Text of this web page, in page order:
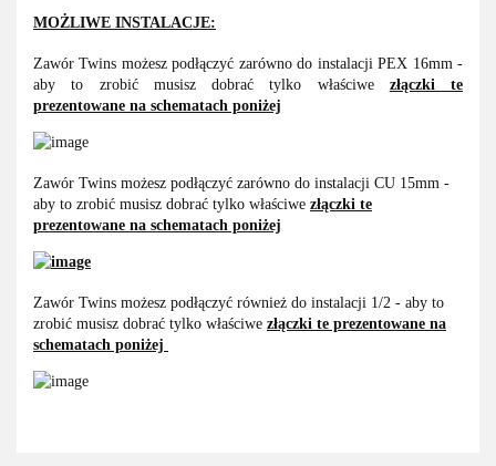
MOŻLIWE INSTALACJE:
Zawór Twins możesz podłączyć zarówno do instalacji PEX 16mm -
aby to zrobić musisz dobrać tylko właściwe złączki te
prezentowane na schematach poniżej
Zawór Twins możesz podłączyć zarówno do instalacji CU 15mm -
aby to zrobić musisz dobrać tylko właściwe złączki te
prezentowane na schematach poniżej
Zawór Twins możesz podłączyć również do instalacji 1/2 - aby to
zrobić musisz dobrać tylko właściwe złączki te prezentowane na
schematach poniżej